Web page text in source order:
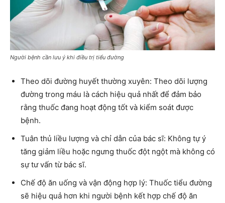
Người bệnh cần lưu ý khi điều trị tiểu đường
Theo dõi đường huyết thường xuyên: Theo dõi lượng
đường trong máu là cách hiệu quả nhất để đảm bảo
rằng thuốc đang hoạt động tốt và kiểm soát được
bệnh.
Tuân thủ liều lượng và chỉ dẫn của bác sĩ: Không tự ý
tăng giảm liều hoặc ngưng thuốc đột ngột mà không có
sự tư vấn từ bác sĩ.
Chế độ ăn uống và vận động hợp lý: Thuốc tiểu đường
sẽ hiệu quả hơn khi người bệnh kết hợp chế độ ăn